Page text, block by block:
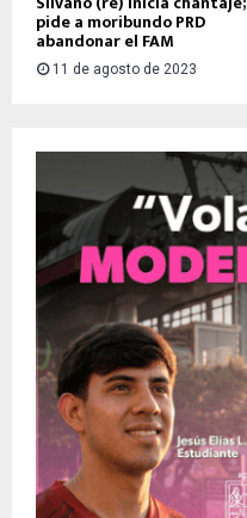
pide a moribundo PRD
abandonar el FAM
11 de agosto de 2023